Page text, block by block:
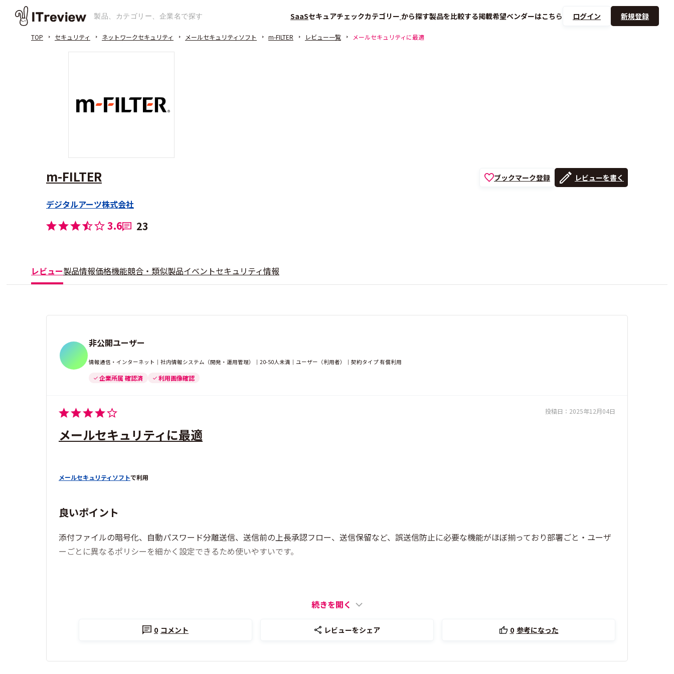
SaaSセキュアチェックカテゴリー から探す製品を比較する掲載希望ベンダーはこちら ログイン 新規登録
TOP セキュリティ ネットワークセキュリティ メールセキュリティソフト m-FILTER レビュー一覧 メールセキュリティに最適
m-FILTER
デジタルアーツ株式会社
3.6 23
ブックマーク登録 レビューを書く
レビュー製品情報価格機能競合・類似製品イベントセキュリティ情報
非公開ユーザー
情報通信・インターネット｜社内情報システム（開発・運用管理）｜20-50人未満｜ユーザー（利用者）｜契約タイプ 有償利用
企業所属 確認済 利用画像確認
投稿日： 2025年12月04日
メールセキュリティに最適
メールセキュリティソフトで利用
良いポイント
添付ファイルの暗号化、自動パスワード分離送信、送信前の上長承認フロー、送信保留など、誤送信防止に必要な機能がほぼ揃っており部署ごと・ユーザ
ーごとに異なるポリシーを細かく設定できるため使いやすいです。
続きを開く
0 コメント レビューをシェア 0 参考になった